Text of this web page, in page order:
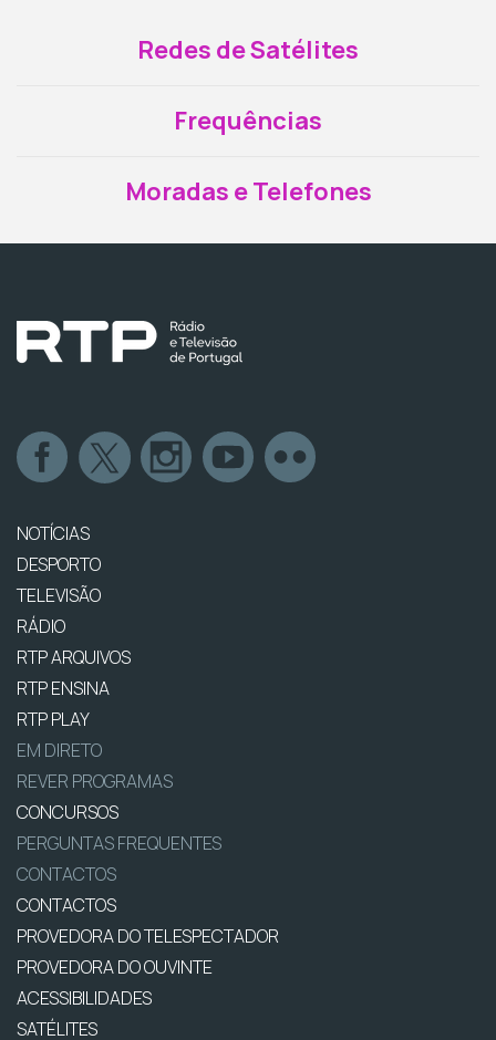
Redes de Satélites
Frequências
Moradas e Telefones
NOTÍCIAS
DESPORTO
TELEVISÃO
RÁDIO
RTP ARQUIVOS
RTP ENSINA
RTP PLAY
EM DIRETO
REVER PROGRAMAS
CONCURSOS
PERGUNTAS FREQUENTES
CONTACTOS
CONTACTOS
PROVEDORA DO TELESPECTADOR
PROVEDORA DO OUVINTE
ACESSIBILIDADES
SATÉLITES